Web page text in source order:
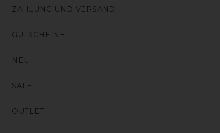
ZAHLUNG UND VERSAND
GUTSCHEINE
NEU
SALE
OUTLET